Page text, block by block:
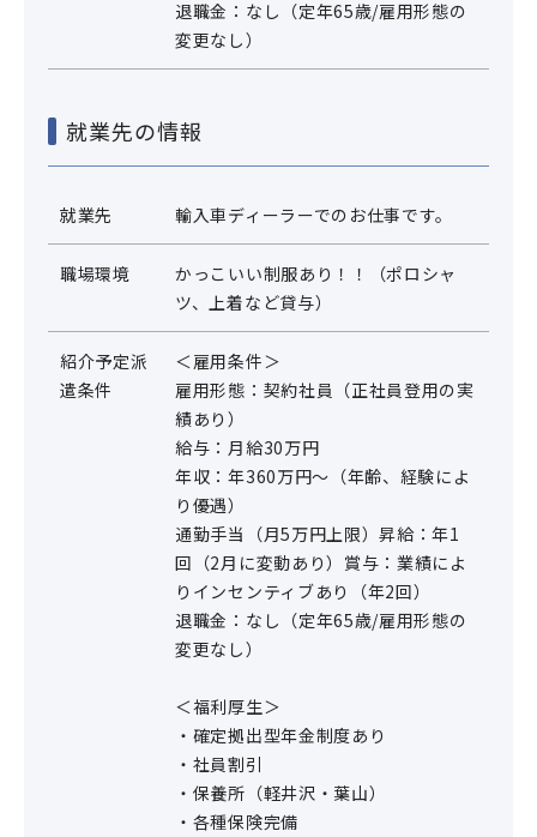
退職金：なし（定年65歳/雇用形態の
変更なし）
就業先の情報
就業先 輸入車ディーラーでのお仕事です。
職場環境
かっこいい制服あり！！（ポロシャ
ツ、上着など貸与）
紹介予定派
遣条件
＜雇用条件＞
雇用形態：契約社員（正社員登用の実
績あり）
給与：月給30万円
年収：年360万円～（年齢、経験によ
り優遇）
通勤手当（月5万円上限）昇給：年1
回（2月に変動あり）賞与：業績によ
りインセンティブあり（年2回）
退職金：なし（定年65歳/雇用形態の
変更なし）
＜福利厚生＞
・確定拠出型年金制度あり
・社員割引
・保養所（軽井沢・葉山）
・各種保険完備